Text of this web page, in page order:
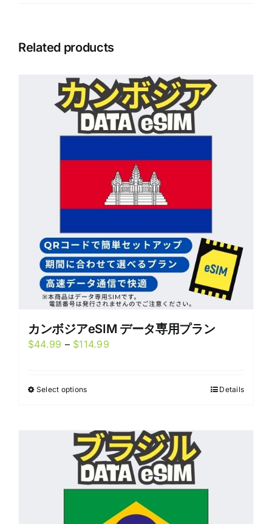
Related products
カンボジアeSIM データ専用プラン
$44.99 – $114.99Price
Select optionsThis
multiple
variants.
The
options
Details